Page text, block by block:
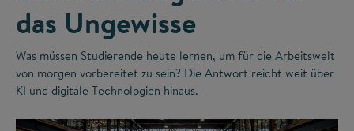
das Ungewisse
Was müssen Studierende heute lernen, um für die Arbeitswelt
von morgen vorbereitet zu sein? Die Antwort reicht weit über
KI und digitale Technologien hinaus.